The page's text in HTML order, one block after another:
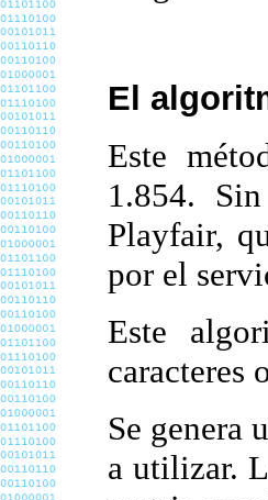
El
Este
1.854.
Playfair,
por el
Este
caracteres
Se genera
a utilizar.